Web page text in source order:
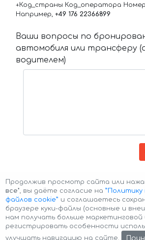
+Код_страны Код_оператора Номер
Например, +49 176 22366899
Ваши вопросы по
автомобиля или трансферу
водителем)
Авторские права © 2026 Авто-
Продолжив просмотр сайта или
все", вы даёте согласие на
файлов cookie” и соглашаетесь
браузере куки-файлы (основные и
нам получать больше
регистрировать особенности
улучшать навигацию на сайте.